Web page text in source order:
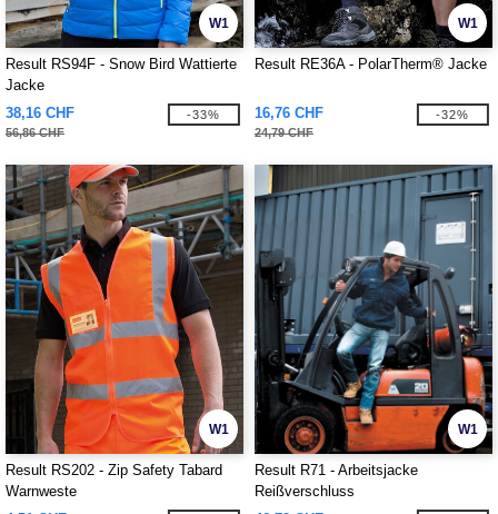
W1
Result RS94F - Snow Bird Wattierte
Jacke
38,16 CHF
56,86 CHF
-33%
W1
Result RE36A - PolarTherm® Jacke
16,76 CHF
24,79 CHF
-32%
W1
Result RS202 - Zip Safety Tabard
Warnweste
W1
Result R71 - Arbeitsjacke
Reißverschluss